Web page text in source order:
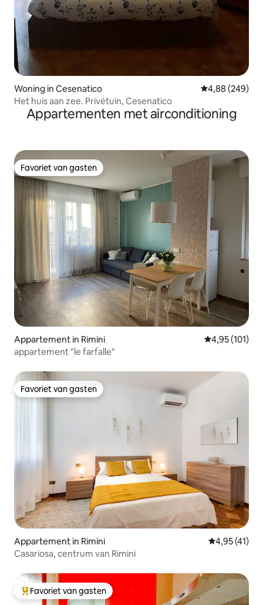
Woning in Cesenatico Gemiddelde
4,88 (249)
Het huis aan zee. Privétuin, Cesenatico
Appartementen met airconditioning
Favoriet van gasten
Favoriet van gasten
Appartement in Rimini Gemiddelde
4,95 (101)
appartement "le farfalle"
Favoriet van gasten
Favoriet van gasten
Appartement in Rimini Gemiddelde
4,95 (41)
Casariosa, centrum van Rimini
Topfavoriet van gasten
Favoriet van gasten